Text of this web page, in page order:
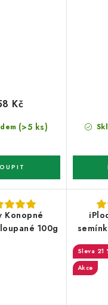
(>5 ks)
Kč
Konopné
100g
21
Akce